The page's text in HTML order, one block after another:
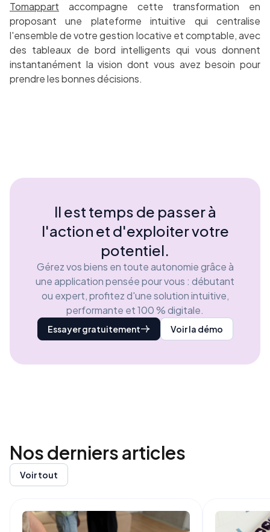
Tomappart accompagne cette transformation en
proposant une plateforme intuitive qui centralise
l'ensemble de votre gestion locative et comptable, avec
des tableaux de bord intelligents qui vous donnent
instantanément la vision dont vous avez besoin pour
prendre les bonnes décisions.
Il est temps de passer à
l'action et d'exploiter votre
potentiel.
Gérez vos biens en toute autonomie grâce à
une application pensée pour vous : débutant
ou expert, profitez d'une solution intuitive,
performante et 100 % digitale.
Essayer gratuitement Voir la démo
Nos derniersarticles
Voir tout